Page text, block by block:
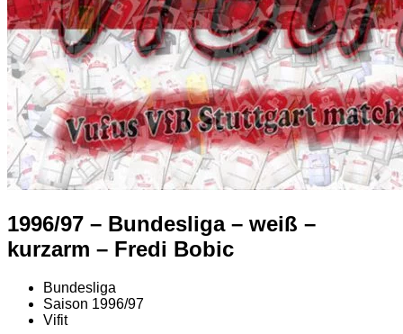
1996/97 – Bundesliga – weiß –
kurzarm – Fredi Bobic
Bundesliga
Saison 1996/97
Vifit